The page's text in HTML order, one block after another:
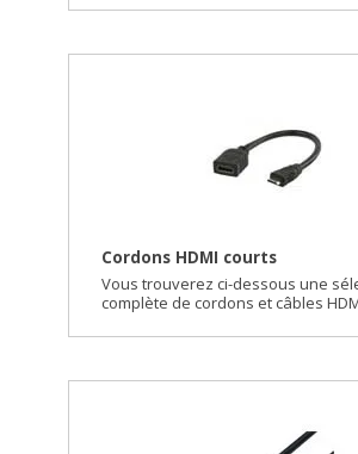
Cordons HDMI courts
Vous trouverez ci-dessous une
complète de cordons et câbles